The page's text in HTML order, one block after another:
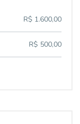
R$ 1.600,00
R$ 500,00